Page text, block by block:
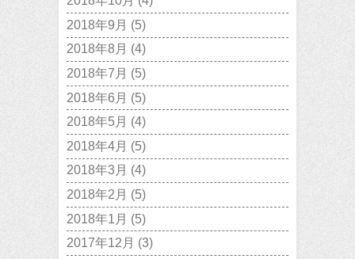
2018年9月 (5)
2018年8月 (4)
2018年7月 (5)
2018年6月 (5)
2018年5月 (4)
2018年4月 (5)
2018年3月 (4)
2018年2月 (5)
2018年1月 (5)
2017年12月 (3)